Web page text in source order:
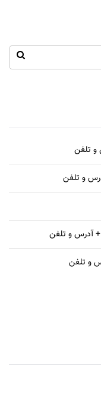
و تلفن
و تلفن
+ آدرس و تلفن
و تلفن